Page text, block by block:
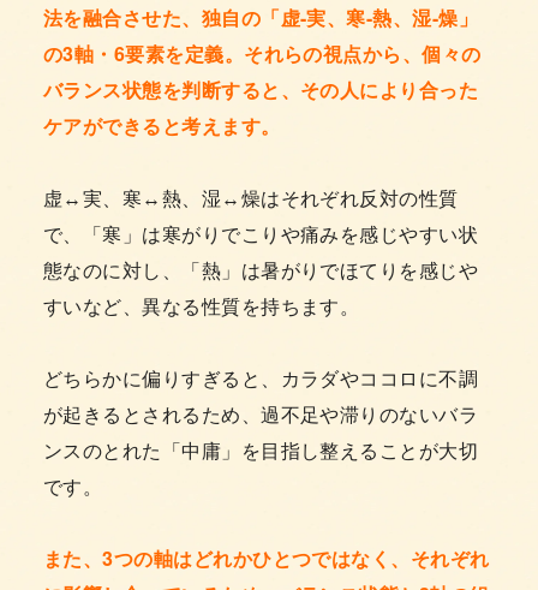
法を融合させた、独自の「虚-実、寒-熱、湿-燥」
の3軸・6要素を定義。それらの視点から、個々の
バランス状態を判断すると、その人により合った
ケアができると考えます。
虚↔実、寒↔熱、湿↔燥はそれぞれ反対の性質
で、「寒」は寒がりでこりや痛みを感じやすい状
態なのに対し、「熱」は暑がりでほてりを感じや
すいなど、異なる性質を持ちます。
どちらかに偏りすぎると、カラダやココロに不調
が起きるとされるため、過不足や滞りのないバラ
ンスのとれた「中庸」を目指し整えることが大切
です。
また、3つの軸はどれかひとつではなく、それぞれ